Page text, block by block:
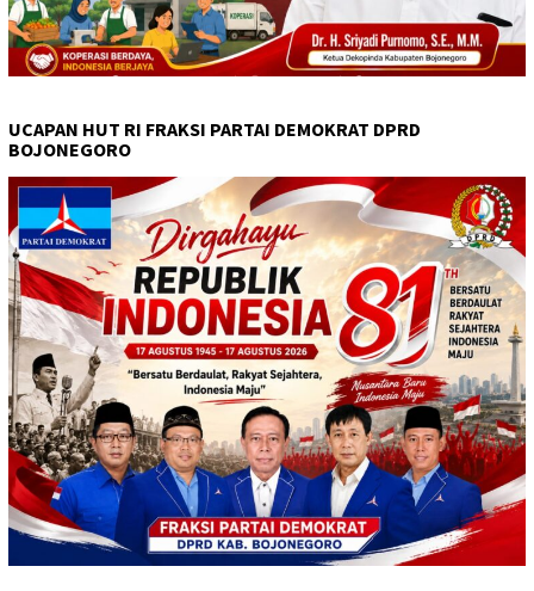
UCAPAN HUT RI FRAKSI PARTAI DEMOKRAT DPRD
BOJONEGORO